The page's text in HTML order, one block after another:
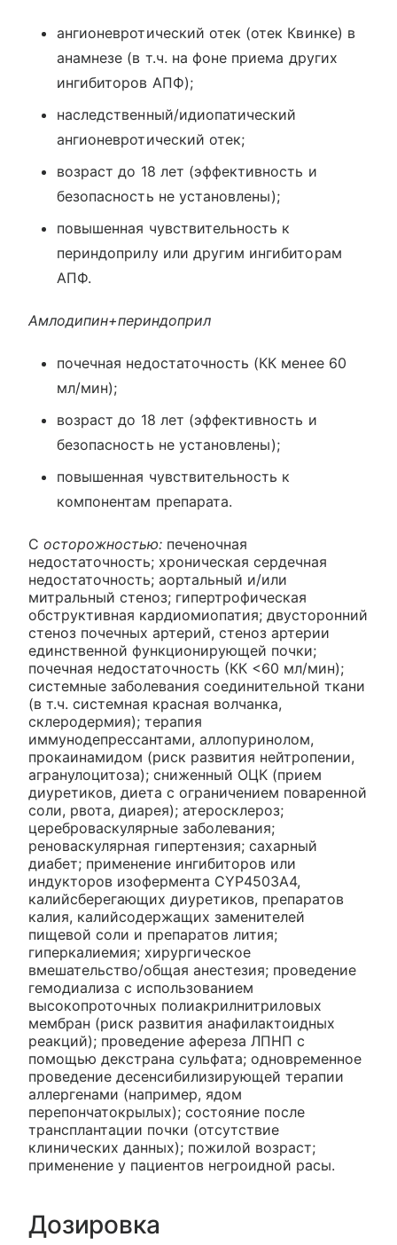
ангионевротический отек (отек Квинке) в
анамнезе (в т.ч. на фоне приема других
ингибиторов АПФ);
наследственный/идиопатический
ангионевротический отек;
возраст до 18 лет (эффективность и
безопасность не установлены);
повышенная чувствительность к
периндоприлу или другим ингибиторам
АПФ.
Амлодипин+периндоприл
почечная недостаточность (КК менее 60
мл/мин);
возраст до 18 лет (эффективность и
безопасность не установлены);
повышенная чувствительность к
компонентам препарата.
С осторожностью: печеночная
недостаточность; хроническая сердечная
недостаточность; аортальный и/или
митральный стеноз; гипертрофическая
обструктивная кардиомиопатия; двусторонний
стеноз почечных артерий, стеноз артерии
единственной функционирующей почки;
почечная недостаточность (КК <60 мл/мин);
системные заболевания соединительной ткани
(в т.ч. системная красная волчанка,
склеродермия); терапия
иммунодепрессантами, аллопуринолом,
прокаинамидом (риск развития нейтропении,
агранулоцитоза); сниженный ОЦК (прием
диуретиков, диета с ограничением поваренной
соли, рвота, диарея); атеросклероз;
цереброваскулярные заболевания;
реноваскулярная гипертензия; сахарный
диабет; применение ингибиторов или
индукторов изофермента CYP4503A4,
калийсберегающих диуретиков, препаратов
калия, калийсодержащих заменителей
пищевой соли и препаратов лития;
гиперкалиемия; хирургическое
вмешательство/общая анестезия; проведение
гемодиализа с использованием
высокопроточных полиакрилнитриловых
мембран (риск развития анафилактоидных
реакций); проведение афереза ЛПНП с
помощью декстрана сульфата; одновременное
проведение десенсибилизирующей терапии
аллергенами (например, ядом
перепончатокрылых); состояние после
трансплантации почки (отсутствие
клинических данных); пожилой возраст;
применение у пациентов негроидной расы.
Дозировка